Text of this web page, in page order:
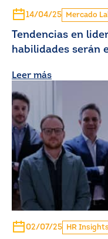
14/04/25 Mercado
Tendencias en
habilidades serán
Leer más
02/07/25 HR Insights